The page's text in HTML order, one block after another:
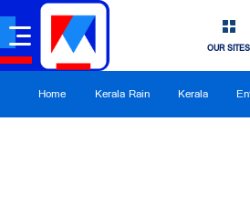
OUR SITES
Home Kerala Rain Kerala